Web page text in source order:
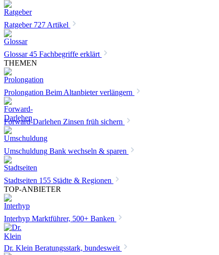
Ratgeber 727 Artikel
Glossar 45 Fachbegriffe erklärt
THEMEN
Prolongation Beim Altanbieter verlängern
Forward-Darlehen Zinsen früh sichern
Umschuldung Bank wechseln & sparen
Stadtseiten 155 Städte & Regionen
TOP-ANBIETER
Interhyp Marktführer, 500+ Banken
Dr. Klein Beratungsstark, bundesweit